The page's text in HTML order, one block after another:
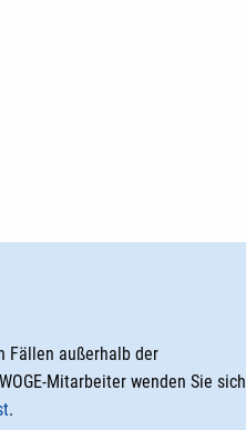
Fällen außerhalb der
Mitarbeiter wenden Sie sich
.